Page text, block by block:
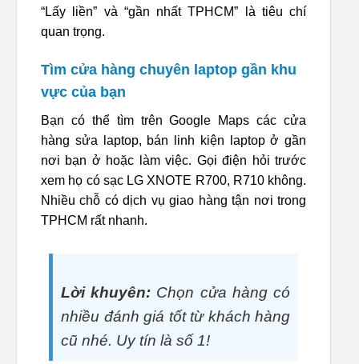
“Lấy liền” và “gần nhất TPHCM” là tiêu chí
quan trọng.
Tìm cửa hàng chuyên laptop gần khu
vực của bạn
Bạn có thể tìm trên Google Maps các cửa
hàng sửa laptop, bán linh kiện laptop ở gần
nơi bạn ở hoặc làm việc. Gọi điện hỏi trước
xem họ có sạc LG XNOTE R700, R710 không.
Nhiều chỗ có dịch vụ giao hàng tận nơi trong
TPHCM rất nhanh.
Lời khuyên: Chọn cửa hàng có
nhiều đánh giá tốt từ khách hàng
cũ nhé. Uy tín là số 1!